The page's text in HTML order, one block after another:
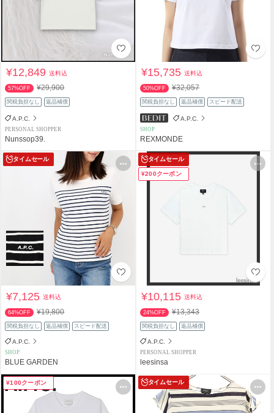
¥12,849送料込
57%OFF ¥29,900
関税負担なし 返品補償
A.P.C.
PERSONAL SHOPPER
Nunssop39.
¥15,735送料込
50%OFF ¥32,057
関税負担なし 返品補償 スピード配送
A.P.C.
SHOP
REXMONDE
タイムセール
¥7,125送料込
64%OFF ¥19,800
関税負担なし 返品補償 スピード配送
A.P.C.
SHOP
BLUE GARDEN
タイムセール
¥200クーポン
¥10,115送料込
24%OFF ¥13,343
関税負担なし 返品補償
A.P.C.
PERSONAL SHOPPER
leesinsa
¥100クーポン タイムセール